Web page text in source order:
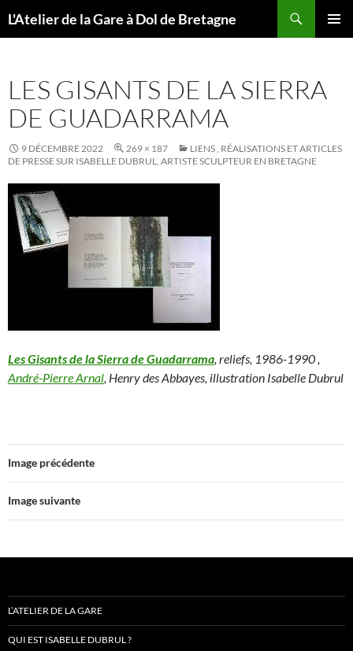
auL'Atelier de la Gare à Dol de Bretagne
LES GISANTS DE LA SIERRA
DE GUADARRAMA
9 DÉCEMBRE 2022 269 × 187
LIENS , RÉALISATIONS ET ARTICLES
DE PRESSE SUR ISABELLE DUBRUL, ARTISTE SCULPTEUR EN BRETAGNE
Les Gisants de la Sierra de Guadarrama, reliefs, 1986-1990 ,
André-Pierre Arnal, Henry des Abbayes, illustration Isabelle Dubrul
Image précédente
Image suivante
L’ATELIER DE LA GARE
QUI EST ISABELLE DUBRUL ?